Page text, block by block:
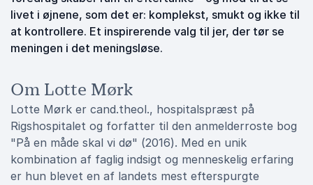
livet i øjnene, som det er: komplekst, smukt og ikke til
at kontrollere. Et inspirerende valg til jer, der tør se
meningen i det meningsløse.
Om Lotte Mørk
Lotte Mørk er cand.theol., hospitalspræst på
Rigshospitalet og forfatter til den anmelderroste bog
"På en måde skal vi dø" (2016). Med en unik
kombination af faglig indsigt og menneskelig erfaring
er hun blevet en af landets mest efterspurgte